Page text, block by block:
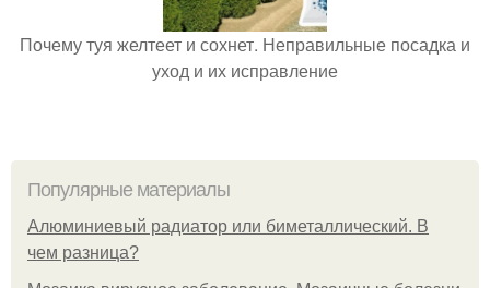
Почему туя желтеет и сохнет. Неправильные посадка и
уход и их исправление
Популярные материалы
Алюминиевый радиатор или биметаллический. В
чем разница?